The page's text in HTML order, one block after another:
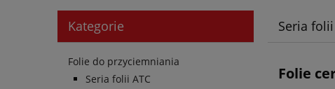
Kategorie
Folie do przyciemniania
Seria folii ATC
Seria
Folie